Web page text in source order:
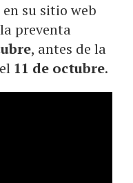
su sitio web
preventa
, antes de la
11 de octubre.